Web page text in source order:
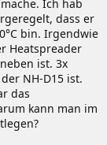
Ich hab
dass er
bin. Irgendwie
Heatspreader
ist. 3x
NH-D15 ist.
das
kann man im